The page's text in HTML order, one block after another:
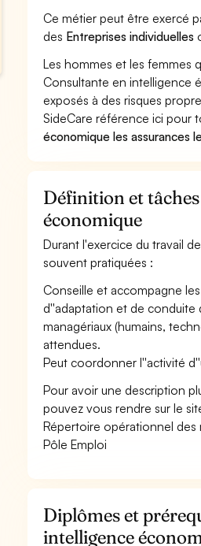
Ce métier peut être exercé
des Entreprises individuelles
Les hommes et les femmes
Consultante en intelligence
exposés à des risques
SideCare référence ici pour
économique les assurances
Définition et
économique
Durant l'exercice du travail
souvent pratiquées :
Conseille et accompagne
d''adaptation et de conduite
managériaux (humains,
attendues.
Peut coordonner l''activité
Pour avoir une description
pouvez vous rendre sur le
Répertoire opérationnel des
Pôle Emploi
Diplômes et
intelligence